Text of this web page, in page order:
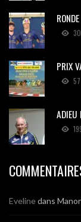
30
PRIX
57
ADIEU
Evelinedans